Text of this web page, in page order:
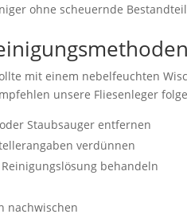
ohne scheuernde
mit einem nebelfeuchten
unsere Fliesenleger
Staubsauger entfernen
verdünnen
behandeln
nachwischen